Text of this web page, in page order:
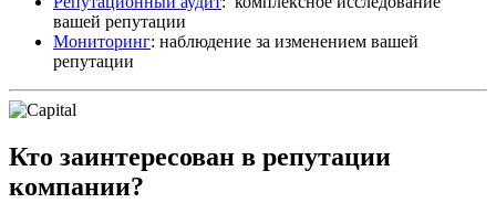
вашей репутации
Мониторинг: наблюдение за изменением вашей
репутации
Кто заинтересован в репутации
компании?